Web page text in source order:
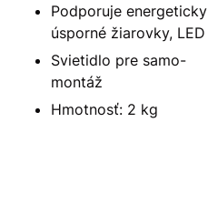
Podporuje energeticky
úsporné žiarovky, LED
Svietidlo pre samo-
montáž
Hmotnosť: 2 kg